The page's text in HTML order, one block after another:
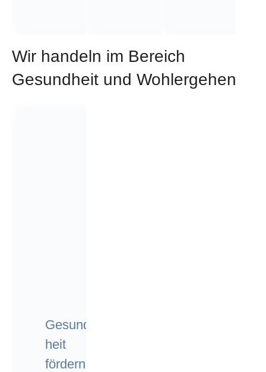
Wir handeln im Bereich
Gesundheit und Wohlergehen
Gesund
heit
fördern